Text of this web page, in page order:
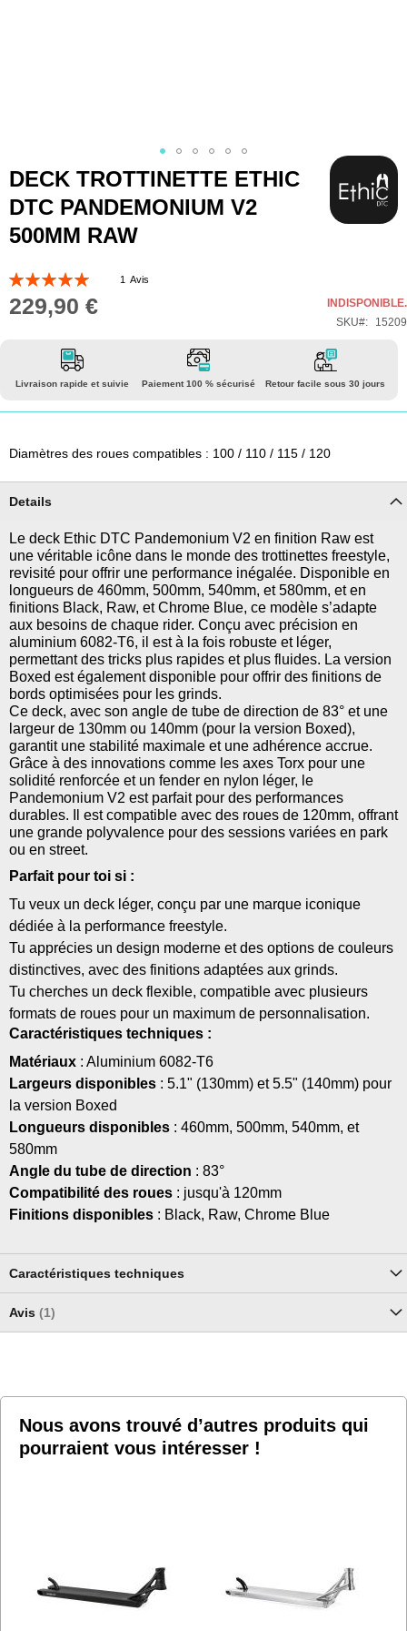
Skip
to
the
beginning
the
images
DECK TROTTINETTE ETHIC
DTC PANDEMONIUM V2
500MM RAW
Évaluation:
100
% of 100
1 Avis
229,90 €
INDISPONIBLE.
SKU
15209
Livraison rapide et suivie Paiement 100 % sécurisé Retour facile sous 30 jours
Diamètres des roues compatibles : 100 / 110 / 115 / 120
Details
Le deck Ethic DTC Pandemonium V2 en finition Raw est
une véritable icône dans le monde des trottinettes freestyle,
revisité pour offrir une performance inégalée. Disponible en
longueurs de 460mm, 500mm, 540mm, et 580mm, et en
finitions Black, Raw, et Chrome Blue, ce modèle s’adapte
aux besoins de chaque rider. Conçu avec précision en
aluminium 6082-T6, il est à la fois robuste et léger,
permettant des tricks plus rapides et plus fluides. La version
Boxed est également disponible pour offrir des finitions de
bords optimisées pour les grinds.
Ce deck, avec son angle de tube de direction de 83° et une
largeur de 130mm ou 140mm (pour la version Boxed),
garantit une stabilité maximale et une adhérence accrue.
Grâce à des innovations comme les axes Torx pour une
solidité renforcée et un fender en nylon léger, le
Pandemonium V2 est parfait pour des performances
durables. Il est compatible avec des roues de 120mm, offrant
une grande polyvalence pour des sessions variées en park
ou en street.
Parfait pour toi si :
Tu veux un deck léger, conçu par une marque iconique
dédiée à la performance freestyle.
Tu apprécies un design moderne et des options de couleurs
distinctives, avec des finitions adaptées aux grinds.
Tu cherches un deck flexible, compatible avec plusieurs
formats de roues pour un maximum de personnalisation.
Caractéristiques techniques :
Matériaux : Aluminium 6082-T6
Largeurs disponibles : 5.1" (130mm) et 5.5" (140mm) pour
la version Boxed
Longueurs disponibles : 460mm, 500mm, 540mm, et
580mm
Angle du tube de direction : 83°
Compatibilité des roues : jusqu'à 120mm
Finitions disponibles : Black, Raw, Chrome Blue
Caractéristiques techniques
Avis 1
Nous avons trouvé d’autres produits qui
pourraient vous intéresser !